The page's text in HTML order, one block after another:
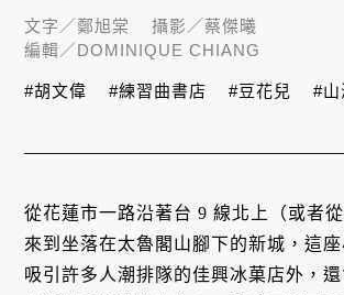
從花蓮市一路沿著台 9 線北上（或者從
來到坐落在太魯閣山腳下的新城，這
吸引許多人潮排隊的佳興冰菓店外，
文字／鄭旭棠 攝影／蔡傑曦
編輯／DOMINIQUE CHIANG
#胡文偉 #練習曲書店 #豆花兒 #山